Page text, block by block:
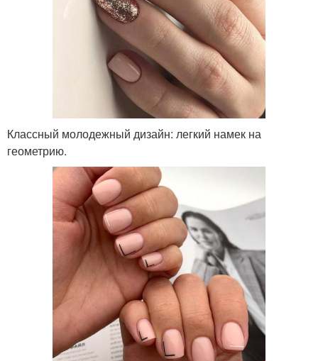
Классный молодежный дизайн: легкий намек на
геометрию.